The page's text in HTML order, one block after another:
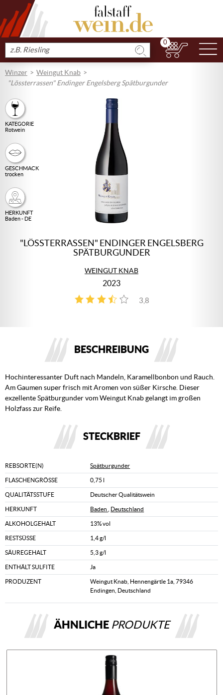
Produkt
suchen
0
Winzer
Weingut Knab
"Lössterrassen" Endinger Engelsberg Spätburgunder
KATEGORIE
Rotwein
GESCHMACK
trocken
HERKUNFT
Baden - DE
"LÖSSTERRASSEN" ENDINGER ENGELSBERG
SPÄTBURGUNDER
WEINGUT KNAB
2023
3,8
4
BESCHREIBUNG
Hochinteressanter Duft nach Mandeln, Karamellbonbon und Rauch.
Am Gaumen super frisch mit Aromen von süßer Kirsche. Dieser
exzellente Spätburgunder vom Weingut Knab gelangt im großen
Holzfass zur Reife.
STECKBRIEF
REBSORTE(N) Spätburgunder
FLASCHENGRÖSSE 0,75 l
QUALITÄTSSTUFE Deutscher Qualitätswein
HERKUNFT Baden Deutschland
ALKOHOLGEHALT 13% vol
RESTSÜSSE 1,4 g/l
SÄUREGEHALT 5,3 g/l
ENTHÄLT SULFITE Ja
PRODUZENT
Weingut Knab, Hennengärtle 1a, 79346
Endingen, Deutschland
ÄHNLICHE PRODUKTE